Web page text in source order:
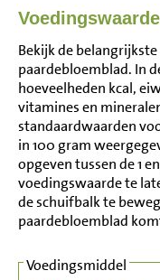
Bekijk de
paardebloemblad. In
hoeveelheden kcal,
vitamines en
standaardwaarden
in 100 gram
opgeven tussen de 1
voedingswaarde te
de schuifbalk te
paardebloemblad
Voedingsmiddel